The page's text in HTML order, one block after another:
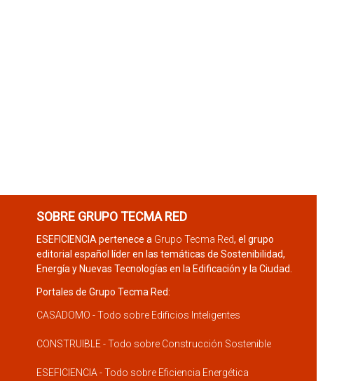
SOBRE GRUPO TECMA RED
ESEFICIENCIA pertenece a Grupo Tecma Red, el grupo
editorial español líder en las temáticas de Sostenibilidad,
Energía y Nuevas Tecnologías en la Edificación y la Ciudad.
Portales de Grupo Tecma Red:
CASADOMO - Todo sobre Edificios Inteligentes
CONSTRUIBLE - Todo sobre Construcción Sostenible
ESEFICIENCIA - Todo sobre Eficiencia Energética